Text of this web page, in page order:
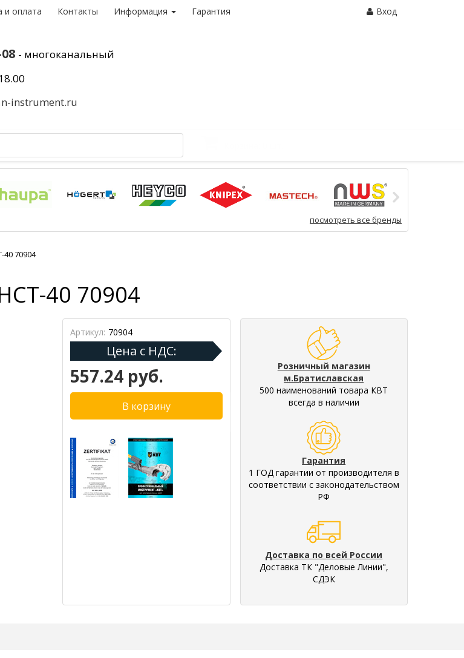
и оплата Контакты Информация Гарантия Вход
- многоканальный
instrument.ru
посмотреть все бренды
70904
40 70904
Артикул: 70904
Цена с НДС:
557.24 руб.
Розничный магазин
м.Братиславская
500 наименований товара КВТ
всегда в наличии
Гарантия
1 ГОД гарантии от производителя в
соответствии с законодательством
РФ
Доставка по всей России
Доставка ТК "Деловые Линии",
СДЭК